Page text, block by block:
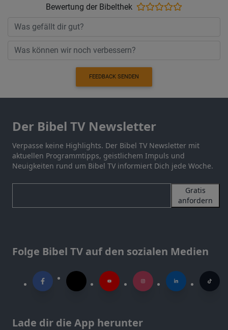
Bewertung der Bibelthek
FEEDBACK SENDEN
Der Bibel TV Newsletter
Verpasse keine Highlights. Der Bibel TV Newsletter mit
aktuellen Programmtipps, geistlichem Impuls und
Neuigkeiten rund um Bibel TV informiert Dich jede Woche.
Gratis
anfordern
Folge Bibel TV auf den sozialen Medien
Lade dir die App herunter